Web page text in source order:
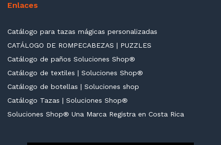
Enlaces
Catálogo para tazas mágicas personalizadas
CATÁLOGO DE ROMPECABEZAS | PUZZLES
Catálogo de paños Soluciones Shop®
Catálogo de textiles | Soluciones Shop®
Catálogo de botellas | Soluciones shop
Catálogo Tazas | Soluciones Shop®
Soluciones Shop® Una Marca Registra en Costa Rica